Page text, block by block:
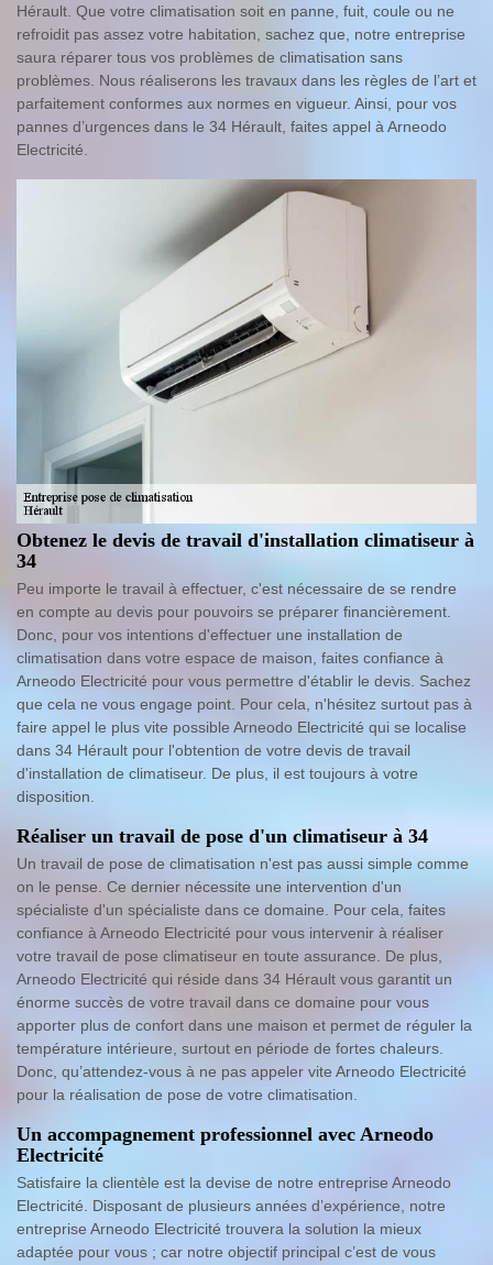
Hérault. Que votre climatisation soit en panne, fuit, coule ou ne
refroidit pas assez votre habitation, sachez que, notre entreprise
saura réparer tous vos problèmes de climatisation sans
problèmes. Nous réaliserons les travaux dans les règles de l’art et
parfaitement conformes aux normes en vigueur. Ainsi, pour vos
pannes d’urgences dans le 34 Hérault, faites appel à Arneodo
Electricité.
Obtenez le devis de travail d'installation climatiseur à
34
Peu importe le travail à effectuer, c'est nécessaire de se rendre
en compte au devis pour pouvoirs se préparer financièrement.
Donc, pour vos intentions d'effectuer une installation de
climatisation dans votre espace de maison, faites confiance à
Arneodo Electricité pour vous permettre d'établir le devis. Sachez
que cela ne vous engage point. Pour cela, n'hésitez surtout pas à
faire appel le plus vite possible Arneodo Electricité qui se localise
dans 34 Hérault pour l'obtention de votre devis de travail
d'installation de climatiseur. De plus, il est toujours à votre
disposition.
Réaliser un travail de pose d'un climatiseur à 34
Un travail de pose de climatisation n'est pas aussi simple comme
on le pense. Ce dernier nécessite une intervention d'un
spécialiste d'un spécialiste dans ce domaine. Pour cela, faites
confiance à Arneodo Electricité pour vous intervenir à réaliser
votre travail de pose climatiseur en toute assurance. De plus,
Arneodo Electricité qui réside dans 34 Hérault vous garantit un
énorme succès de votre travail dans ce domaine pour vous
apporter plus de confort dans une maison et permet de réguler la
température intérieure, surtout en période de fortes chaleurs.
Donc, qu’attendez-vous à ne pas appeler vite Arneodo Electricité
pour la réalisation de pose de votre climatisation.
Un accompagnement professionnel avec Arneodo
Electricité
Satisfaire la clientèle est la devise de notre entreprise Arneodo
Electricité. Disposant de plusieurs années d’expérience, notre
entreprise Arneodo Electricité trouvera la solution la mieux
adaptée pour vous ; car notre objectif principal c’est de vous